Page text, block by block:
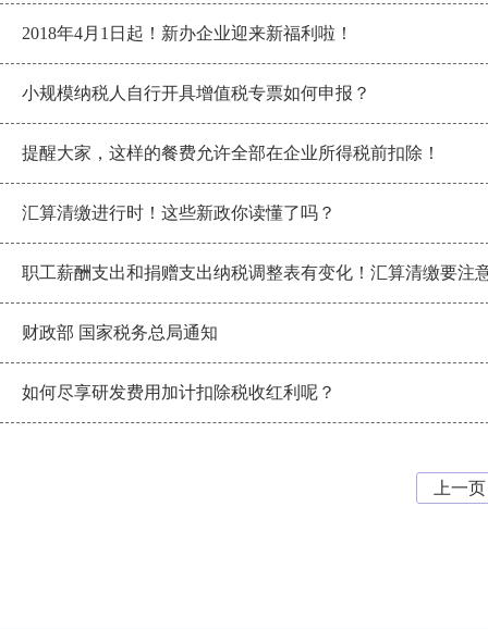
2018年4月1日起！新办企业迎来新福利啦！
小规模纳税人自行开具增值税专票如何申报？
提醒大家，这样的餐费允许全部在企业所得税前扣除！
汇算清缴进行时！这些新政你读懂了吗？
职工薪酬支出和捐赠支出纳税调整表有变化！汇算清缴要注
财政部 国家税务总局通知
如何尽享研发费用加计扣除税收红利呢？
上一